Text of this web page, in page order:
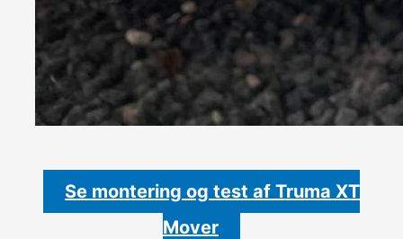
Se montering og test af Truma XT
Mover